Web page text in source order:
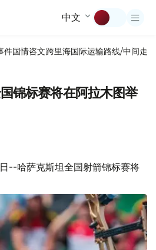
中文
件国情咨文跨里海国际运输路线/中间走廊
锦标赛将在阿拉木图举
--哈萨克斯坦全国射箭锦标赛将